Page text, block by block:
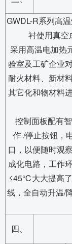
GWDL-R系列高
衬使用真空
采用高温电加热
验室及工矿企业
耐火材料、新材
其它化和物材料
控制面板配有
作 /停止按钮，
口，以便随时观
成化电路，工作
≤45℃大大提高
线，全自动升温/
四、